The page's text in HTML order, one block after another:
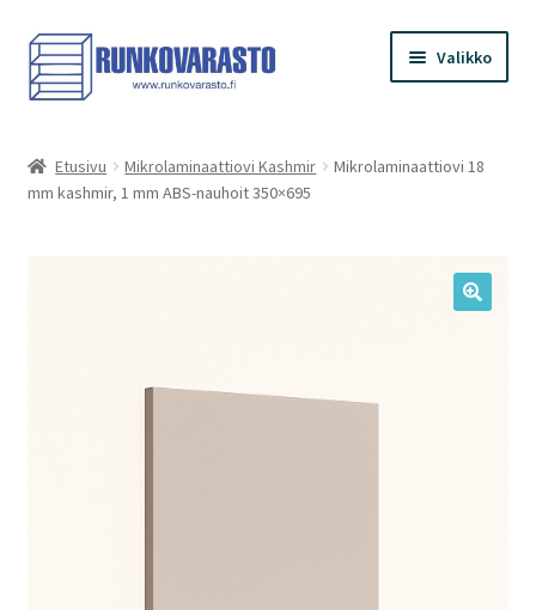
Siirry
navigointiin
Siirry
sisältöön
Valikko
Kauppa
Etusivu Mikrolaminaattiovi Kashmir
Mikrolaminaattiovi 18
mm kashmir, 1 mm ABS-nauhoit 350×695